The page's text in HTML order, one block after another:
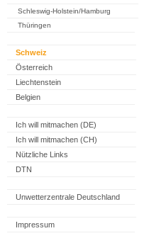
Schleswig-Holstein/Hamburg
Thüringen
Schweiz
Österreich
Liechtenstein
Belgien
Ich will mitmachen (DE)
Ich will mitmachen (CH)
Nützliche Links
DTN
Unwetterzentrale Deutschland
Impressum